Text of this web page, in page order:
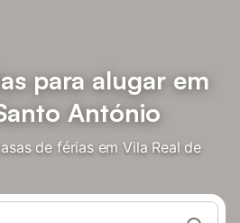
para alugar em
António
de férias em Vila Real de